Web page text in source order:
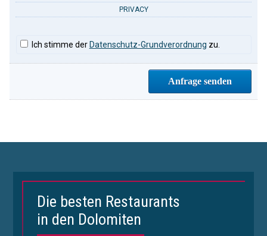
PRIVACY
Ich stimme der Datenschutz-Grundverordnung zu.
Die besten Restaurants
in den Dolomiten